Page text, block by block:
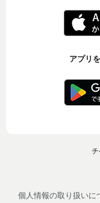
アプリ
チ
個人情報の取り扱いに